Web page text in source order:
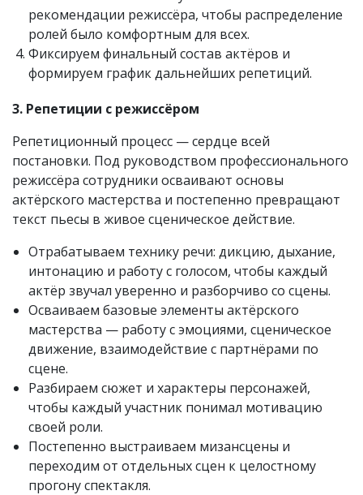
рекомендации режиссёра, чтобы распределение
ролей было комфортным для всех.
Фиксируем финальный состав актёров и
формируем график дальнейших репетиций.
3. Репетиции с режиссёром
Репетиционный процесс — сердце всей
постановки. Под руководством профессионального
режиссёра сотрудники осваивают основы
актёрского мастерства и постепенно превращают
текст пьесы в живое сценическое действие.
Отрабатываем технику речи: дикцию, дыхание,
интонацию и работу с голосом, чтобы каждый
актёр звучал уверенно и разборчиво со сцены.
Осваиваем базовые элементы актёрского
мастерства — работу с эмоциями, сценическое
движение, взаимодействие с партнёрами по
сцене.
Разбираем сюжет и характеры персонажей,
чтобы каждый участник понимал мотивацию
своей роли.
Постепенно выстраиваем мизансцены и
переходим от отдельных сцен к целостному
прогону спектакля.